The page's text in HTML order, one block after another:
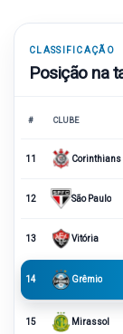
CLASSIFICAÇÃO
Posição na
# CLUBE
11 Corinthians
12 São Paulo
13 Vitória
14 Grêmio
15 Mirassol